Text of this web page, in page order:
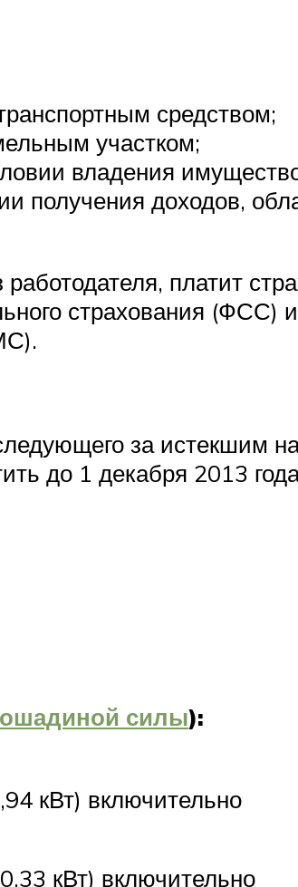
средством;
участком;
владения
доходов,
платит
страхования (ФСС)
за истекшим
до 1 декабря 2013
силы):
кВт) включительно
кВт) включительно